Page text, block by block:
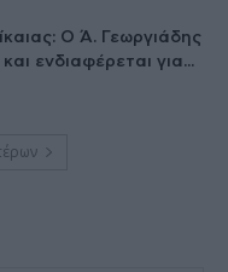
Ο Ά. Γεωργιάδης
ενδιαφέρεται για...